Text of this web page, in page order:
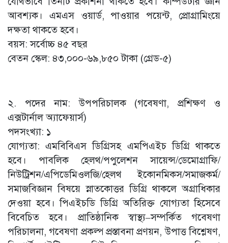
আবশ্যক। এমএস ওয়ার্ড, পাওয়ার পয়েন্ট, প্রোগ্রামিংয়ে
দক্ষতা থাকতে হবে।
বয়স: সর্বোচ্চ ৪৫ বছর
বেতন স্কেল: ৪৩,০০০-৬৯,৮৫০ টাকা (গ্রেড-৫)
২. পদের নাম: উপপরিচালক (গবেষণা, প্রশিক্ষণ ও
এক্সটার্নাল অ্যাফেয়ার্স)
পদসংখ্যা: ১
যোগ্যতা: এমবিবিএস ডিগ্রিসহ এমপিএইচ ডিগ্রি থাকতে
হবে। পাবলিক হেলথ/পপুলেশন সায়েন্স/ডেমোগ্রাফি/
নিউট্রিশন/এপিডেমিওলজি/হেলথ ইকোনমিকস/সমাজকর্ম/
সমাজবিজ্ঞান বিষয়ে স্নাতকোত্তর ডিগ্রি থাকলে অগ্রাধিকার
দেওয়া হবে। পিএইচডি ডিগ্রি অতিরিক্ত যোগ্যতা হিসেবে
বিবেচিত হবে। প্রাতিষ্ঠানিক স্বাস্থ্য–সম্পর্কিত গবেষণা
পরিচালনা, গবেষণা প্রকল্প প্রস্তাবনা প্রণয়ন, উপাত্ত বিশ্লেষণ,